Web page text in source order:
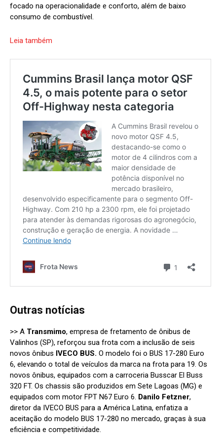
focado na operacionalidade e conforto, além de baixo
consumo de combustível.
Leia também
Outras notícias
>> A Transmimo, empresa de fretamento de ônibus de
Valinhos (SP), reforçou sua frota com a inclusão de seis
novos ônibus IVECO BUS. O modelo foi o BUS 17-280 Euro
6, elevando o total de veículos da marca na frota para 19. Os
novos ônibus, equipados com a carroceria Busscar El Buss
320 FT. Os chassis são produzidos em Sete Lagoas (MG) e
equipados com motor FPT N67 Euro 6. Danilo Fetzner,
diretor da IVECO BUS para a América Latina, enfatiza a
aceitação do modelo BUS 17-280 no mercado, graças à sua
eficiência e competitividade.